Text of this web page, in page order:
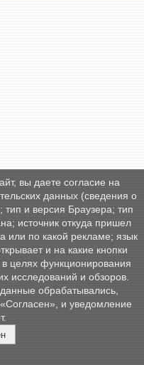
вы даете согласие на
данных (сведения о
и версия Браузера; тип
источник откуда пришел
или по какой рекламе; язык
и на какие кнопки
целях функционирования
исследований и обзоров.
обрабатывались,
и уведомление